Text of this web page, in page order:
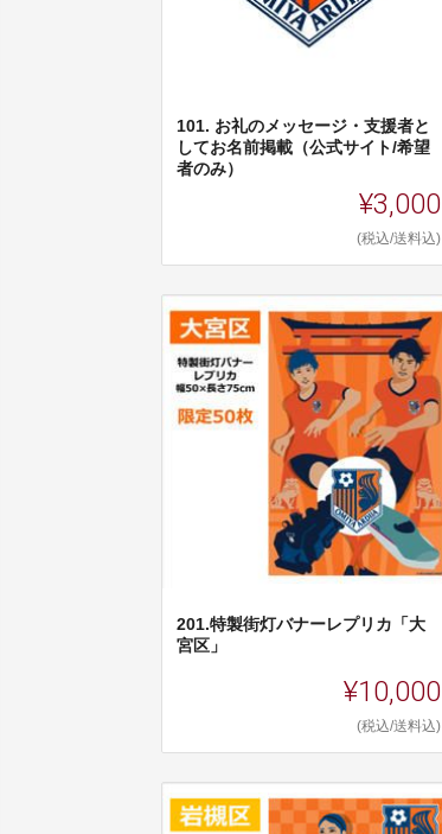
101. お礼のメッセージ・支援者と
してお名前掲載（公式サイト/希望
者のみ）
¥3,000
(税込/送料込)
201.特製街灯バナーレプリカ「大
宮区」
¥10,000
(税込/送料込)